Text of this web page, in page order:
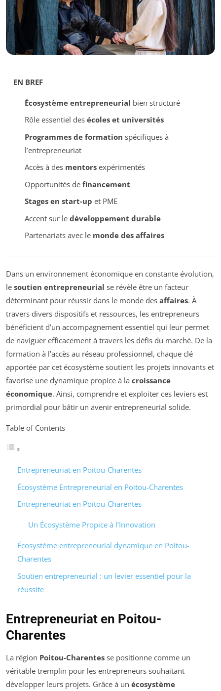
EN BREF
Écosystème entrepreneurial bien structuré
Rôle essentiel des écoles et universités
Programmes de formation spécifiques à
l’entrepreneuriat
Accès à des mentorsexpérimentés
Opportunités de financement
Stages en start-up et PME
Accent sur le développement durable
Partenariats avec le monde des affaires
Dans un environnement économique en constante évolution,
le soutien entrepreneurial se révèle être un facteur
déterminant pour réussir dans le monde des affaires. À
travers divers dispositifs et ressources, les entrepreneurs
bénéficient d’un accompagnement essentiel qui leur permet
de naviguer efficacement à travers les défis du marché. De la
formation à l’accès au réseau professionnel, chaque clé
apportée par cet écosystème soutient les projets innovants et
favorise une dynamique propice à la croissance
économique. Ainsi, comprendre et exploiter ces leviers est
primordial pour bâtir un avenir entrepreneurial solide.
Table of Contents
Entrepreneuriat en Poitou-Charentes
Écosystème Entrepreneurial en Poitou-Charentes
Entrepreneuriat en Poitou-Charentes
Un Écosystème Propice à l’Innovation
Écosystème entrepreneurial dynamique en Poitou-
Charentes
Soutien entrepreneurial : un levier essentiel pour la
réussite
Entrepreneuriat en Poitou-
Charentes
La région Poitou-Charentes se positionne comme un
véritable tremplin pour les entrepreneurs souhaitant
développer leurs projets. Grâce à un écosystème